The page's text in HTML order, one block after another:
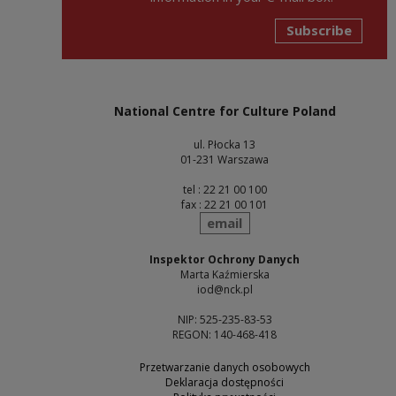
Subscribe
National Centre for Culture Poland
ul. Płocka 13
01-231 Warszawa
tel : 22 21 00 100
fax : 22 21 00 101
send
email
Inspektor Ochrony Danych
Marta Kaźmierska
iod@nck.pl
NIP: 525-235-83-53
REGON: 140-468-418
Przetwarzanie danych osobowych
Deklaracja dostępności